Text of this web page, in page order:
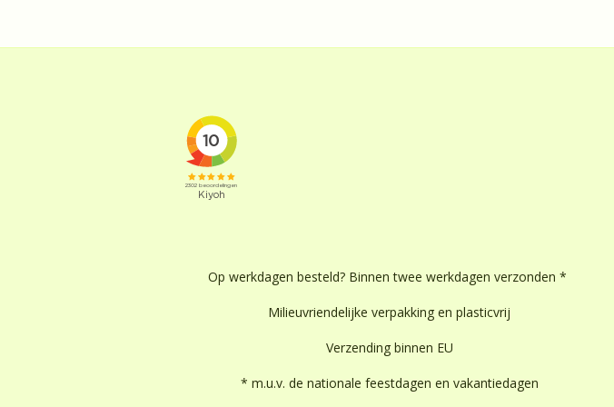
Op werkdagen besteld? Binnen twee werkdagen verzonden *
Milieuvriendelijke verpakking en plasticvrij
Verzending binnen EU
* m.u.v. de nationale feestdagen en vakantiedagen